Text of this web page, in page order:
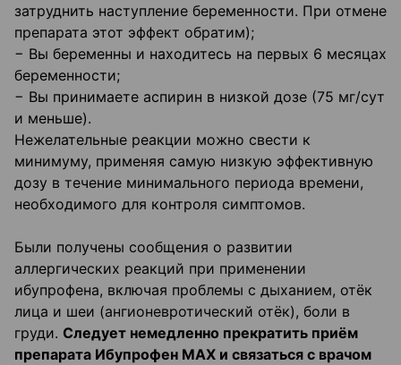
затруднить наступление беременности. При отмене
препарата этот эффект обратим);
− Вы беременны и находитесь на первых 6 месяцах
беременности;
− Вы принимаете аспирин в низкой дозе (75 мг/сут
и меньше).
Нежелательные реакции можно свести к
минимуму, применяя самую низкую эффективную
дозу в течение минимального периода времени,
необходимого для контроля симптомов.
Были получены сообщения о развитии
аллергических реакций при применении
ибупрофена, включая проблемы с дыханием, отёк
лица и шеи (ангионевротический отёк), боли в
груди. Следует немедленно прекратить приём
препарата Ибупрофен МАХ и связаться с врачом